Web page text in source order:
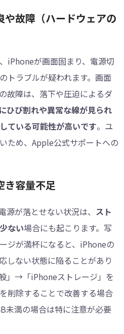
故障（ハードウェアの
iPhoneが画面固まり、電源切
トラブルが疑われます。画面
故障は、落下や圧迫によるダ
ひび割れや異常な線が見られ
ている可能性が高いです。ユ
ため、Apple公式サポートへの
き容量不足
源が落とせない状況は、 スト
ない場合にも起こります。写
ジが満杯になると、iPhoneの
しない状態に陥ることがあり
」→「iPhoneストレージ」を
削除することで改善する場合
未満の場合は特に注意が必要